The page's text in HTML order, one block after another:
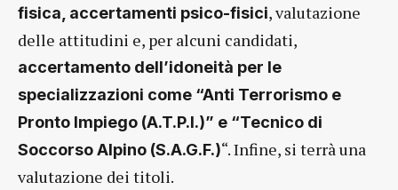
fisica, accertamenti psico-fisici, valutazione
delle attitudini e, per alcuni candidati,
accertamento dell’idoneità per le
specializzazioni come “Anti Terrorismo e
Pronto Impiego (A.T.P.I.)” e “Tecnico di
Soccorso Alpino (S.A.G.F.)“. Infine, si terrà una
valutazione dei titoli.